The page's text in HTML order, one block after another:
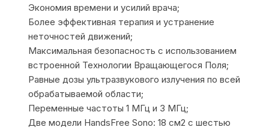
Экономия времени и усилий врача;
Более эффективная терапия и устранение
неточностей движений;
Максимальная безопасность с использованием
встроенной Технологии Вращающегося Поля;
Равные дозы ультразвукового излучения по всей
обрабатываемой области;
Переменные частоты 1 МГц и 3 МГц;
Две модели HandsFree Sono: 18 см2 с шестью